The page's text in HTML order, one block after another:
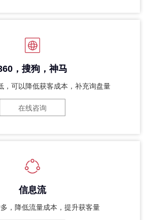
，搜狗，神马
，可以降低获客成本，补充询盘量
在线咨询
信息流
，降低流量成本，提升获客量